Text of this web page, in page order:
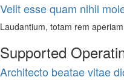
Velit esse quam nihil
Laudantium, totam rem
Supported
Architecto beatae vitae